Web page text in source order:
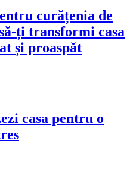
curățenia de
ți transformi casa
și proaspăt
casa pentru o